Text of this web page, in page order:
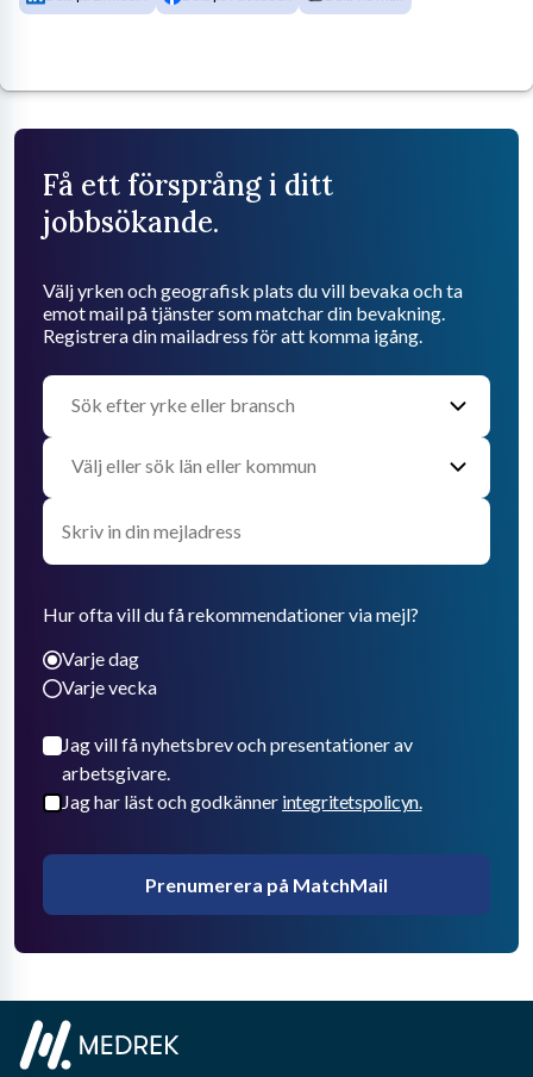
Få ett försprång i ditt
jobbsökande.
Välj yrken och geografisk plats du vill bevaka och ta
emot mail på tjänster som matchar din bevakning.
Registrera din mailadress för att komma igång.
Hur ofta vill du få rekommendationer via mejl?
Varje dag
Varje vecka
Jag vill få nyhetsbrev och presentationer av
arbetsgivare.
Jag har läst och godkänner integritetspolicyn.
Prenumerera på MatchMail